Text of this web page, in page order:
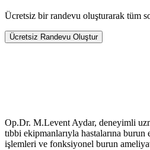
Ücretsiz bir randevu oluşturarak tüm
Ücretsiz Randevu Oluştur
Op.Dr. M.Levent Aydar, deneyimli
tıbbi ekipmanlarıyla hastalarına
işlemleri ve fonksiyonel burun